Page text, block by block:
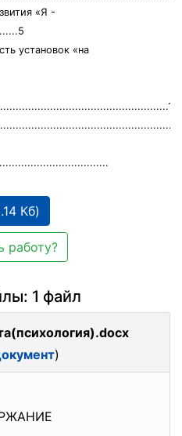
«Я -
установок «на
Кб)
работу?
1 файл
)